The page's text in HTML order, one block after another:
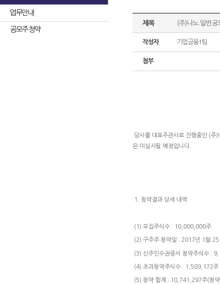
업무안내
공모주 청약
제목 (주)나노 일반공
작성자 기업금융1팀
첨부
당사를 대표주관사로 진행중인 (주
은 미실시될 예정입니다
1. 청약결과 상세 내역
(1) 모집주식수 : 10,000,000주
(2) 구주주 청약일 : 2017년 1월
(3) 신주인수권증서 청약주식수 :
(4) 초과청약주식수 : 1,589,172주
(5) 청약 합계 : 10,741,297주(청